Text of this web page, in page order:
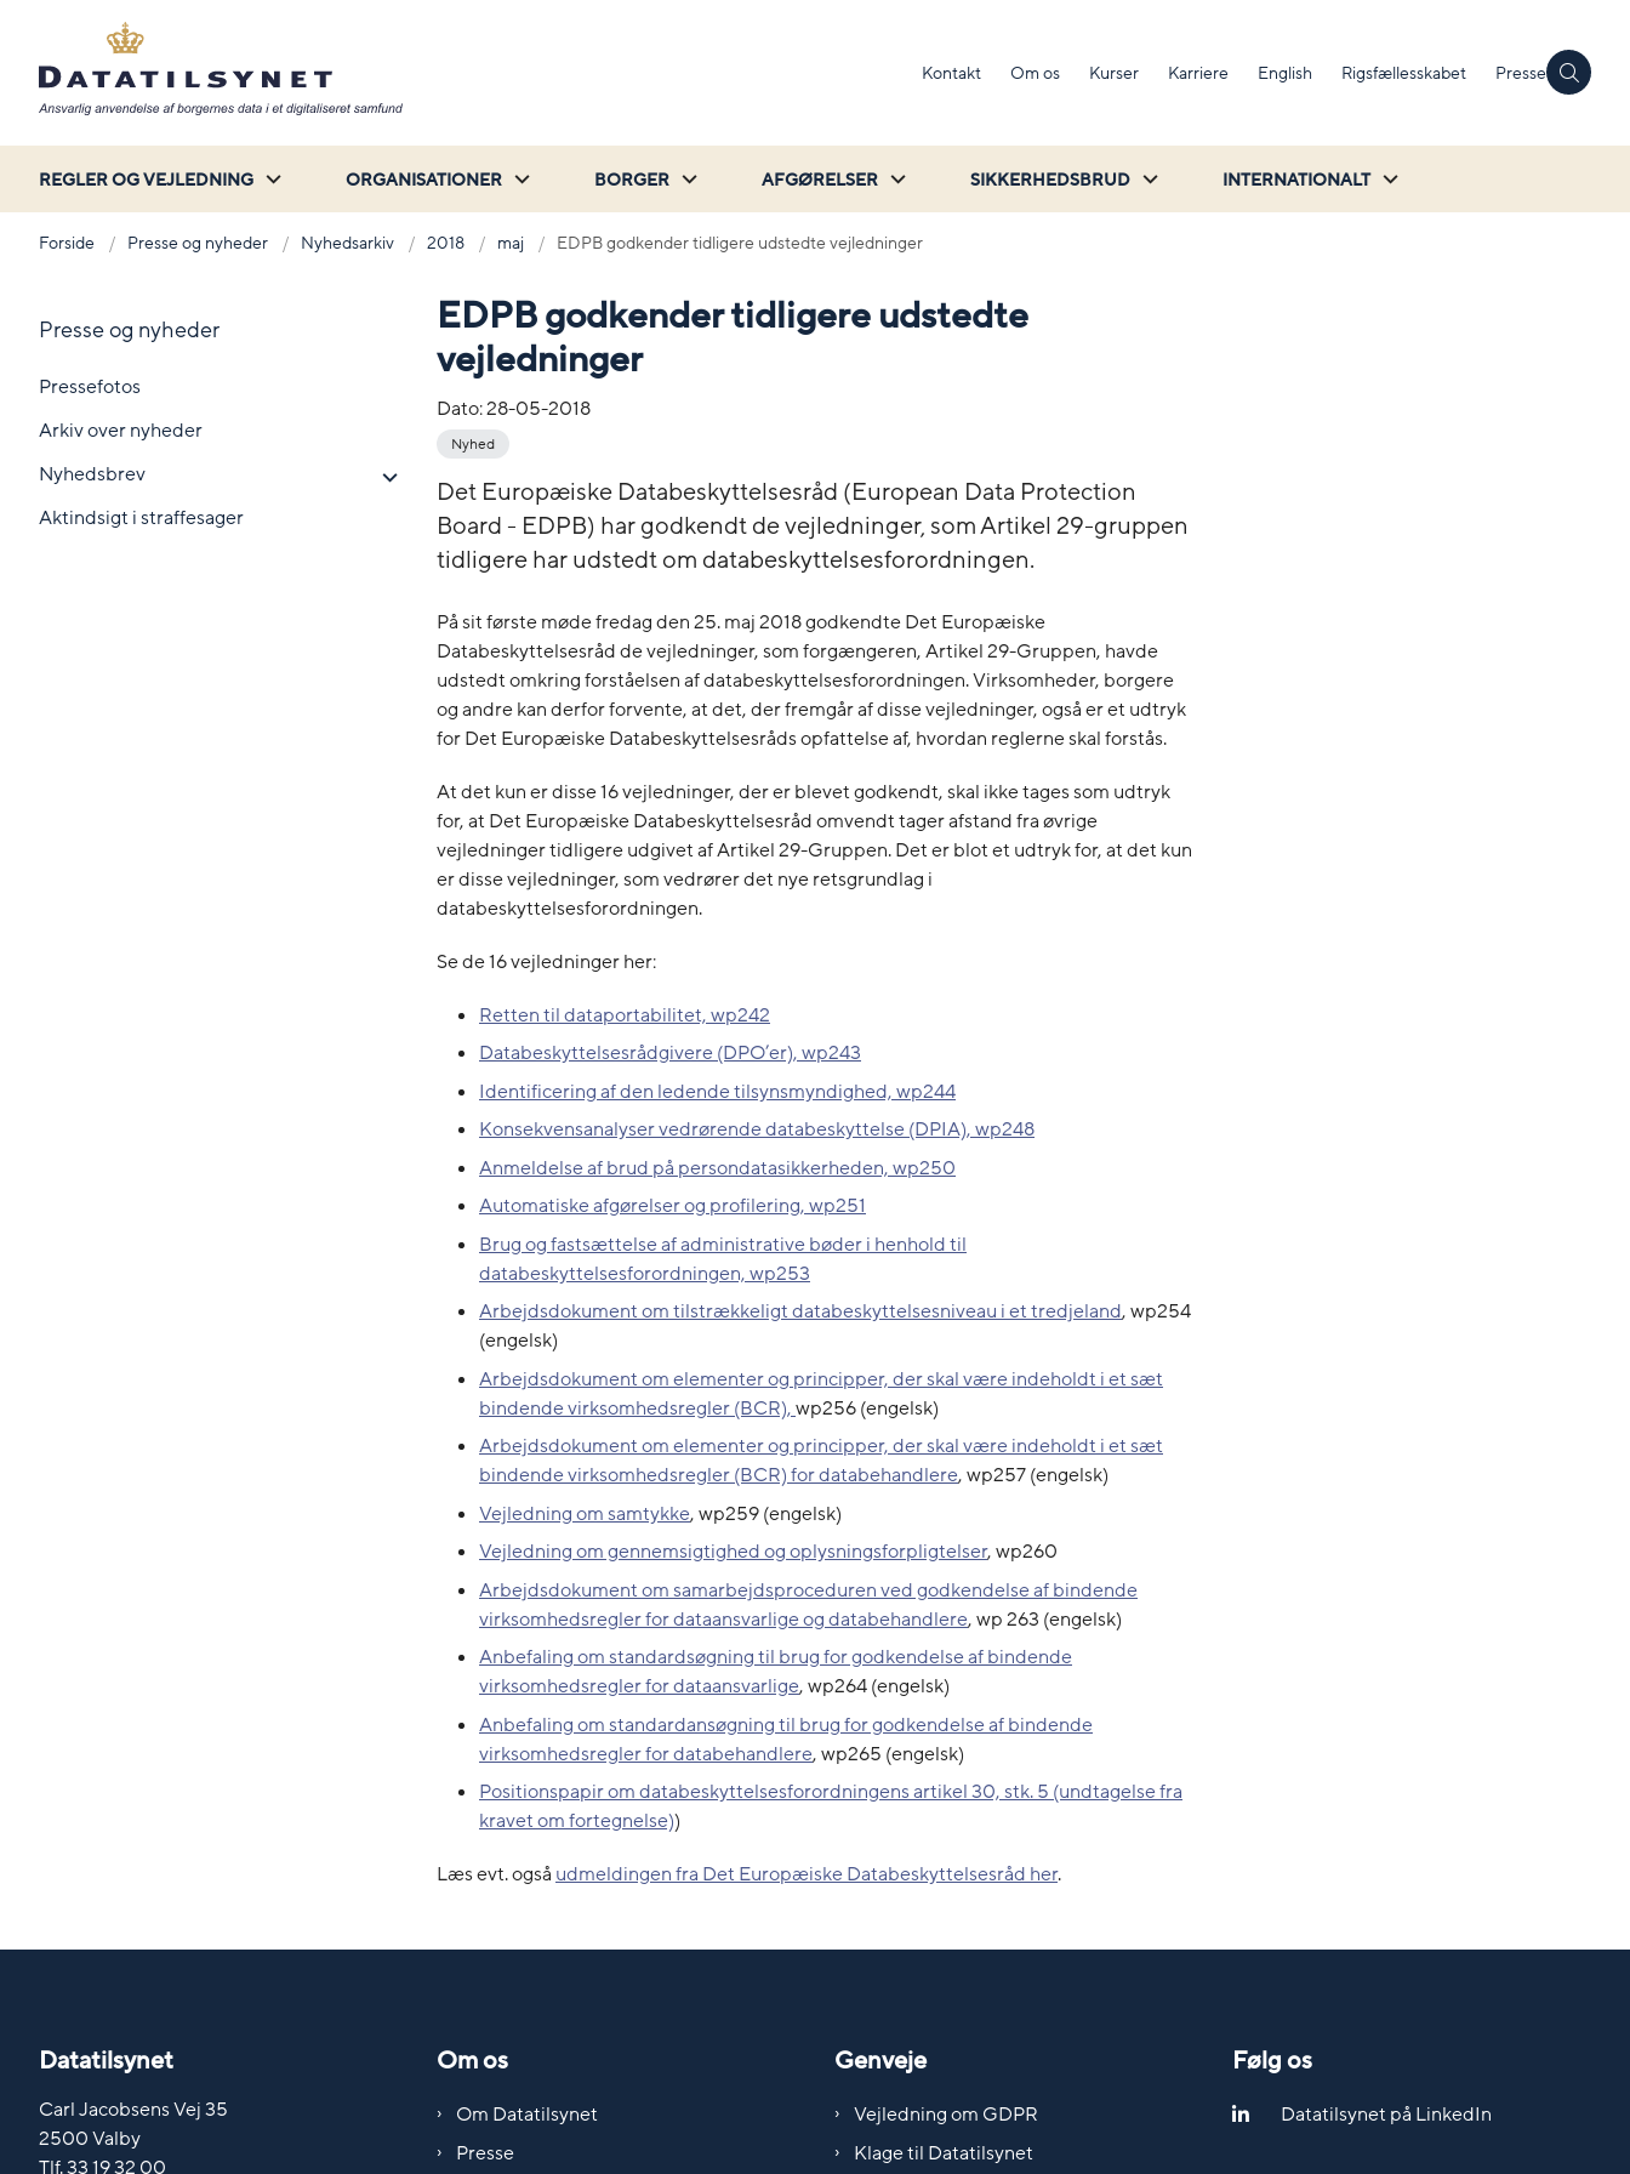
Kontakt Om os Kurser Karriere English Rigsfællesskabet Presse
REGLER OG VEJLEDNING ORGANISATIONER BORGER AFGØRELSER SIKKERHEDSBRUD INTERNATIONALT
Forside Presse og nyheder Nyhedsarkiv 2018 maj EDPB godkender tidligere udstedte vejledninger
Presse og nyheder
Pressefotos
Arkiv over nyheder
Nyhedsbrev
Aktindsigt i straffesager
EDPB godkender tidligere udstedte
vejledninger
Dato:28-05-2018
Nyhed
Det Europæiske Databeskyttelsesråd (European Data Protection
Board - EDPB) har godkendt de vejledninger, som Artikel 29-gruppen
tidligere har udstedt om databeskyttelsesforordningen.
På sit første møde fredag den 25. maj 2018 godkendte Det Europæiske
Databeskyttelsesråd de vejledninger, som forgængeren, Artikel 29-Gruppen, havde
udstedt omkring forståelsen af databeskyttelsesforordningen. Virksomheder, borgere
og andre kan derfor forvente, at det, der fremgår af disse vejledninger, også er et udtryk
for Det Europæiske Databeskyttelsesråds opfattelse af, hvordan reglerne skal forstås.
At det kun er disse 16 vejledninger, der er blevet godkendt, skal ikke tages som udtryk
for, at Det Europæiske Databeskyttelsesråd omvendt tager afstand fra øvrige
vejledninger tidligere udgivet af Artikel 29-Gruppen. Det er blot et udtryk for, at det kun
er disse vejledninger, som vedrører det nye retsgrundlag i
databeskyttelsesforordningen.
Se de 16 vejledninger her:
Retten til dataportabilitet, wp242
Databeskyttelsesrådgivere (DPO’er), wp243
Identificering af den ledende tilsynsmyndighed, wp244
Konsekvensanalyser vedrørende databeskyttelse (DPIA), wp248
Anmeldelse af brud på persondatasikkerheden, wp250
Automatiske afgørelser og profilering, wp251
Brug og fastsættelse af administrative bøder i henhold til
databeskyttelsesforordningen, wp253
Arbejdsdokument om tilstrækkeligt databeskyttelsesniveau i et tredjeland, wp254
(engelsk)
Arbejdsdokument om elementer og principper, der skal være indeholdt i et sæt
bindende virksomhedsregler (BCR),wp256 (engelsk)
Arbejdsdokument om elementer og principper, der skal være indeholdt i et sæt
bindende virksomhedsregler (BCR) for databehandlere, wp257 (engelsk)
Vejledning om samtykke, wp259 (engelsk)
Vejledning om gennemsigtighed og oplysningsforpligtelser, wp260
Arbejdsdokument om samarbejdsproceduren ved godkendelse af bindende
virksomhedsregler for dataansvarlige og databehandlere, wp 263 (engelsk)
Anbefaling om standardsøgning til brug for godkendelse af bindende
virksomhedsregler for dataansvarlige, wp264 (engelsk)
Anbefaling om standardansøgning til brug for godkendelse af bindende
virksomhedsregler for databehandlere, wp265 (engelsk)
Positionspapir om databeskyttelsesforordningens artikel 30, stk. 5 (undtagelse fra
kravet om fortegnelse))
Læs evt. ogsåudmeldingen fra Det Europæiske Databeskyttelsesråd her.
Datatilsynet
Carl Jacobsens Vej 35
2500 Valby
Tlf. 33 19 32 00
Om os
Om Datatilsynet
Presse
Genveje
Vejledning om GDPR
Klage til Datatilsynet
Følg os
Datatilsynet på LinkedIn